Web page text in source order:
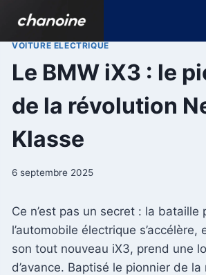
contenu
VOITURE ELECTRIQUE
Le BMW iX3 : le
de la révolution
Klasse
6 septembre 2025
Ce n’est pas un secret : la bataille
l’automobile électrique s’accélère,
son tout nouveau iX3, prend une
d’avance. Baptisé le pionnier de